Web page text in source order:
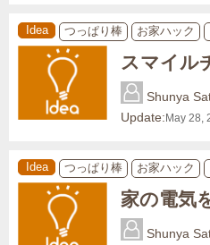
Idea つっぱり棒 お家ハック
スマイル
Shunya
Update: May 28,
Idea つっぱり棒 お家ハック
家の電気
Shunya